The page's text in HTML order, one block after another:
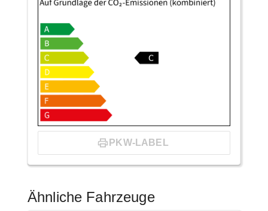
PKW-LABEL
Ähnliche Fahrzeuge